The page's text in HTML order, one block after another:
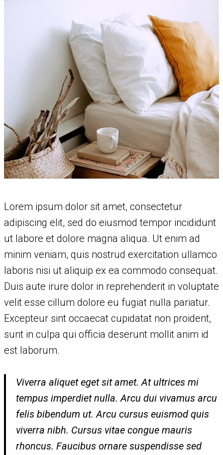
Lorem ipsum dolor sit amet, consectetur
adipiscing elit, sed do eiusmod tempor incididunt
ut labore et dolore magna aliqua. Ut enim ad
minim veniam, quis nostrud exercitation ullamco
laboris nisi ut aliquip ex ea commodo consequat.
Duis aute irure dolor in reprehenderit in voluptate
velit esse cillum dolore eu fugiat nulla pariatur.
Excepteur sint occaecat cupidatat non proident,
sunt in culpa qui officia deserunt mollit anim id
est laborum.
Viverra aliquet eget sit amet. At ultrices mi
tempus imperdiet nulla. Arcu dui vivamus arcu
felis bibendum ut. Arcu cursus euismod quis
viverra nibh. Cursus vitae congue mauris
rhoncus. Faucibus ornare suspendisse sed